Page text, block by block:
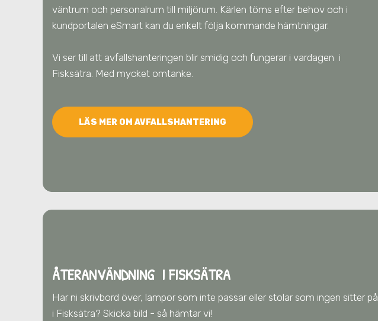
väntrum och personalrum till miljörum. Kärlen töms efter behov och i
kundportalen eSmart kan du enkelt följa kommande hämtningar.
Vi ser till att avfallshanteringen blir smidig och fungerar i vardagen i
Fisksätra . Med mycket omtanke.
LÄS MER OM AVFALLSHANTERING
ÅTERANVÄNDNING I FISKSÄTRA
Har ni skrivbord över, lampor som inte passar eller stolar som ingen sitter på
i Fisksätra? Skicka bild - så hämtar vi!